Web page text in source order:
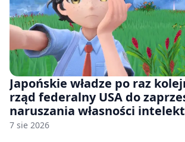
Japońskie władze po raz
rząd federalny USA do
naruszania własności
japońskich gier i anime
7 sie 2026